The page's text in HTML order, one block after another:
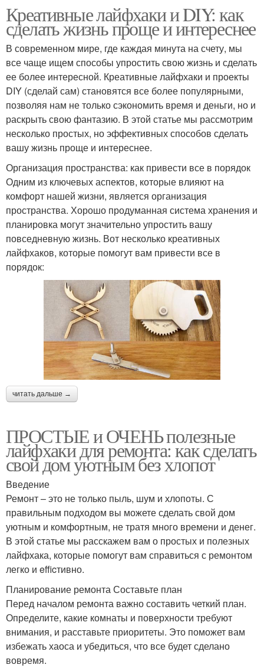
Креативные лайфхаки и DIY: как
сделать жизнь проще и интереснее
В современном мире, где каждая минута на счету, мы
все чаще ищем способы упростить свою жизнь и сделать
ее более интересной. Креативные лайфхаки и проекты
DIY (сделай сам) становятся все более популярными,
позволяя нам не только сэкономить время и деньги, но и
раскрыть свою фантазию. В этой статье мы рассмотрим
несколько простых, но эффективных способов сделать
вашу жизнь проще и интереснее.
Организация пространства: как привести все в порядок
Одним из ключевых аспектов, которые влияют на
комфорт нашей жизни, является организация
пространства. Хорошо продуманная система хранения и
планировка могут значительно упростить вашу
повседневную жизнь. Вот несколько креативных
лайфхаков, которые помогут вам привести все в
порядок:
читать дальше →
ПРОСТЫЕ и ОЧЕНЬ полезные
лайфхаки для ремонта: как сделать
свой дом уютным без хлопот
Введение
Ремонт – это не только пыль, шум и хлопоты. С
правильным подходом вы можете сделать свой дом
уютным и комфортным, не тратя много времени и денег.
В этой статье мы расскажем вам о простых и полезных
лайфхака, которые помогут вам справиться с ремонтом
легко и efficтивно.
Планирование ремонта Составьте план
Перед началом ремонта важно составить четкий план.
Определите, какие комнаты и поверхности требуют
внимания, и расставьте приоритеты. Это поможет вам
избежать хаоса и убедиться, что все будет сделано
вовремя.